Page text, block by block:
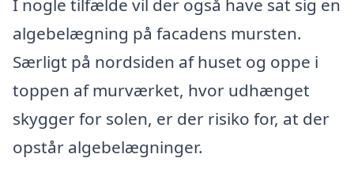
I nogle tilfælde vil der også have sat sig en
algebelægning på facadens mursten.
Særligt på nordsiden af huset og oppe i
toppen af murværket, hvor udhænget
skygger for solen, er der risiko for, at der
opstår algebelægninger.